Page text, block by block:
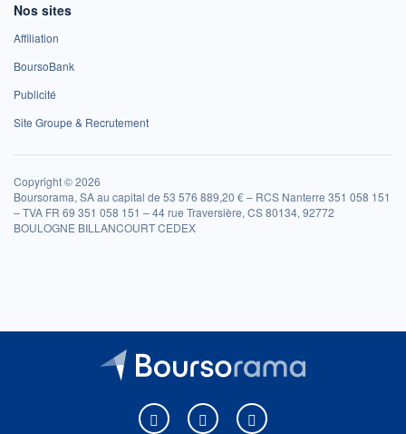
Nos sites
Affiliation
BoursoBank
Publicité
Site Groupe & Recrutement
Copyright © 2026
Boursorama, SA au capital de 53 576 889,20 € – RCS Nanterre 351 058 151
– TVA FR 69 351 058 151 – 44 rue Traversière, CS 80134, 92772
BOULOGNE BILLANCOURT CEDEX
Boursorama sur Facebook
Boursorama sur XBoursorama sur